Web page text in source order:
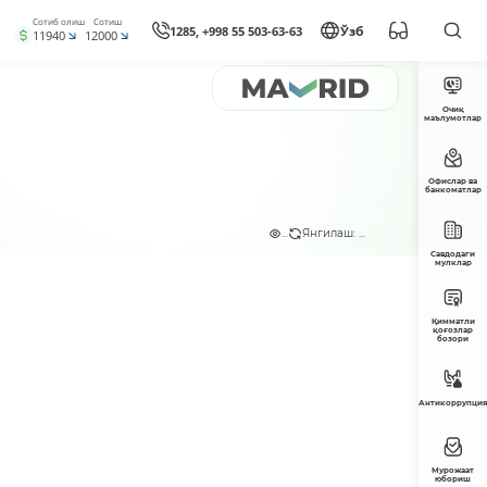
Сотиб олиш
11940
Сотиш
12000 1285, +998 55 503-63-63 Ўзб
... Янгилаш: ...
Очиқ
маълумотлар
Офислар ва
банкоматлар
Савдодаги
мулклар
Қимматли
қоғозлар
бозори
Антикоррупция
Мурожаат
юбориш